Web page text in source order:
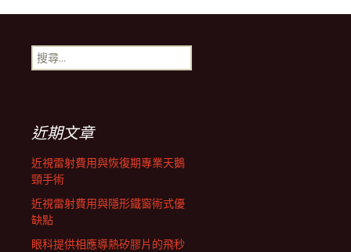
導
航
列
搜
尋
近期文章
近視雷射費用與恢復期專業天鵝
頸手術
近視雷射費用與隱形鐵窗術式優
缺點
眼科提供相應導熱矽膠片的飛秒